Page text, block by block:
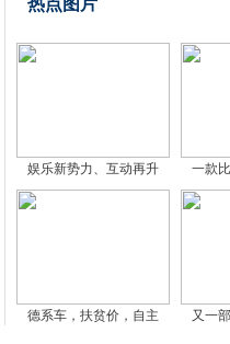
热点图片
娱乐新势力、互动再升 一款
德系车，扶贫价，自主 又一